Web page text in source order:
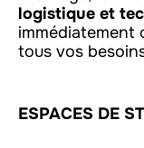
logistique et
immédiatement
tous vos
ESPACES DE